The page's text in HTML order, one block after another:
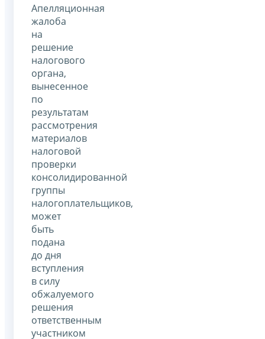
Апелляционная
жалоба
на
решение
налогового
органа,
вынесенное
по
результатам
рассмотрения
материалов
налоговой
проверки
консолидированной
группы
налогоплательщиков,
может
быть
подана
до дня
вступления
в силу
обжалуемого
решения
ответственным
участником